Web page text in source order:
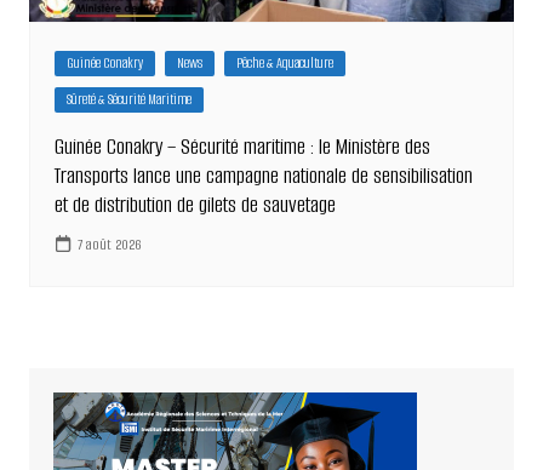
Guinée Conakry News
Pêche & Aquaculture
Sûreté & Sécurité Maritime
Guinée Conakry – Sécurité maritime : le Ministère des
Transports lance une campagne nationale de sensibilisation
et de distribution de gilets de sauvetage
7 août 2026